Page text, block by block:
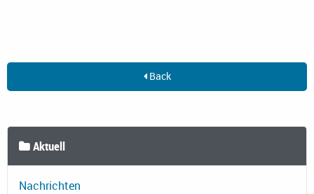
Back
Aktuell
Nachrichten